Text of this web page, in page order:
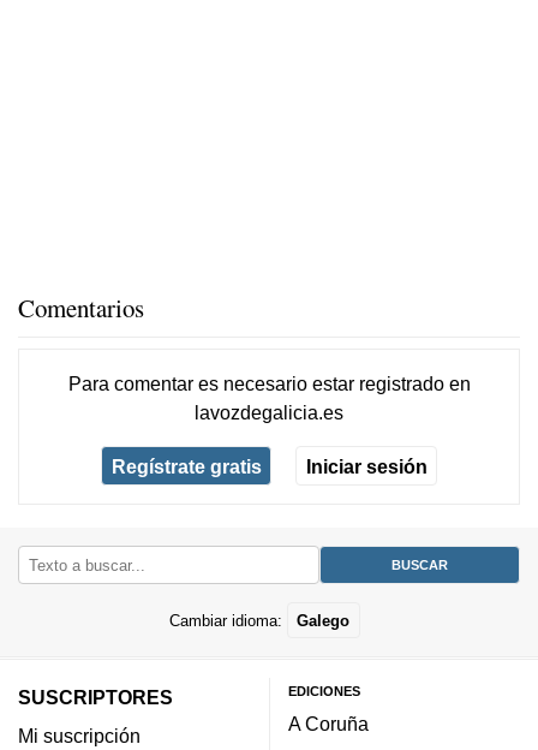
Comentarios
Para comentar es necesario estar registradoen
lavozdegalicia.es
Regístrate gratis Iniciar sesión
Cambiar idioma: Galego
SUSCRIPTORES
Mi suscripción
EDICIONES
A Coruña